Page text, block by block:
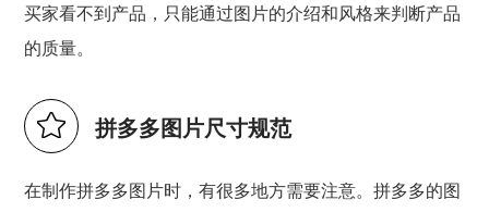
买家看不到产品，只能通过图片的介绍和风格来判断产品
的质量。
拼多多图片尺寸规范
在制作拼多多图片时，有很多地方需要注意。拼多多的图